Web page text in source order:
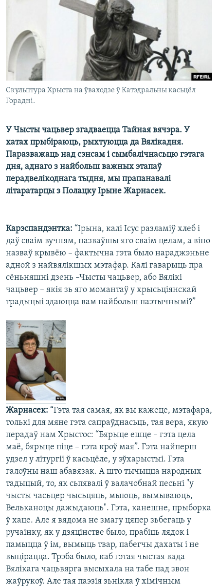
Скульптура Хрыста на ўваходзе ў Катэдральны касьцёл
Горадні.
У Чысты чацьвер згадваецца Тайная вячэра. У
хатах прыбіраюць, рыхтуюцца да Вялікадня.
Паразважаць над сэнсам і сымбалічнасьцю гэтага
дня, аднаго з найбольш важных этапаў
перадвелікоднага тыдня, мы прапанавалі
літаратарцы з Полацку Ірыне Жарнасек.
Карэспандэнтка: “Ірына, калі Ісус разламіў хлеб і
даў сваім вучням, назваўшы яго сваім целам, а віно
назваў крывёю – фактычна гэта было нараджэньне
адной з найвялікшых мэтафар. Калі гаварыць пра
сёньняшні дзень –Чысты чацьвер, або Вялікі
чацьвер – якія зь яго момантаў у хрысьціянскай
традыцыі здаюцца вам найбольш паэтычнымі?”
Жарнасек: “Гэта тая самая, як вы кажеце, мэтафара,
толькі для мяне гэта сапраўднасьць, тая вера, якую
перадаў нам Хрыстос: “Бярыце ешце – гэта цела
маё, бярыце піце – гэта кроў мая”. Гэта найперш
удзел у літургіі ў касьцёле, у эўхарыстыі. Гэта
галоўны наш абавязак. А што тычыцца народных
тадыцый, то, як сьпявалі ў валачобнай песьні "у
чысты часьцер чысьцяць, мыюць, вымываюць,
Вельканоцы дажыдаюць". Гэта, канешне, прыборка
ў хаце. Але я вядома не змагу цяпер зьбегаць у
ручаінку, як у дзяцінстве было, прабіць лядок і
памыцца ў ім, вымыць твар, пабегчы дахаты і не
выцірацца. Трэба было, каб гэтая чыстая вада
Вялікага чацьвярга высыхала на табе пад звон
жаўрукоў. Але тая паэзія зьнікла ў хімічным